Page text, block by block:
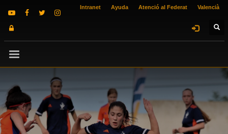
Intranet Ayuda Atenció al Federat Valencià